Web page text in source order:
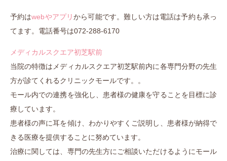
予約はwebやアプリから可能です。難しい方は電話は予約も承っ
てます。電話番号は072-288-6170
メディカルスクエア初芝駅前
当院の特徴はメディカルスクエア初芝駅前内に各専門分野の先生
方が診てくれるクリニックモールです。。
モール内での連携を強化し、患者様の健康を守ることを目標に診
療しています。
患者様の声に耳を傾け、わかりやすくご説明し、患者様が納得で
きる医療を提供することに努めています。
治療に関しては、専門の先生方にご相談いただけるようにモール